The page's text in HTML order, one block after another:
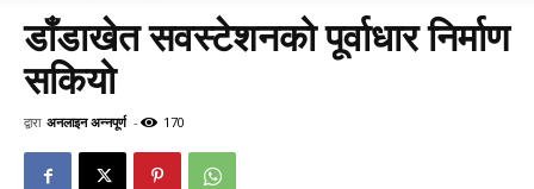
डाँडाखेत सवस्टेशनको पूर्वाधार निर्माण
सकियो
द्वारा अनलाइन अन्नपूर्ण - 170